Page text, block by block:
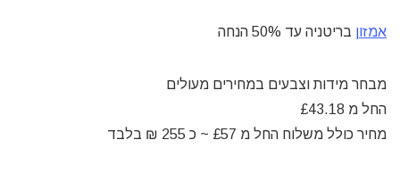
אמזון בריטניה עד 50% הנחה
מבחר מידות וצבעים במחירים מעולים
החל מ £43.18
מחיר כולל משלוח החל מ £57 ~ כ 255 ₪ בלבד